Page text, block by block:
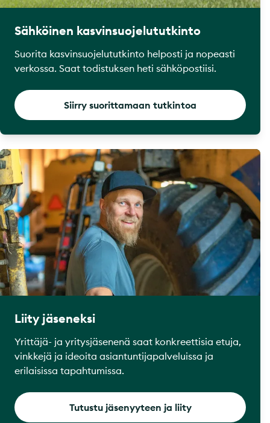
Sähköinen kasvinsuojelututkinto
Suorita kasvinsuojelututkinto helposti ja nopeasti
verkossa. Saat todistuksen heti sähköpostiisi.
Siirry suorittamaan tutkintoa
Liity jäseneksi
Yrittäjä- ja yritysjäsenenä saat konkreettisia etuja,
vinkkejä ja ideoita asiantuntijapalveluissa ja
erilaisissa tapahtumissa.
Tutustu jäsenyyteen ja liity